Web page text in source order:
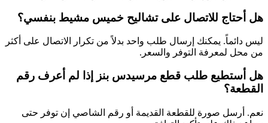
هل أحتاج للاتصال على تشاليح خميس مشيط بنفسي؟
ليس دائماً. يمكنك إرسال طلب واحد بدلاً من تكرار الاتصال على أكثر
من محل لمعرفة التوفر والسعر.
هل أستطيع طلب قطع مرسيدس بنز إذا لم أعرف رقم
القطعة؟
نعم. أرسل صورة للقطعة القديمة أو رقم الشاصي إن توفر حتى